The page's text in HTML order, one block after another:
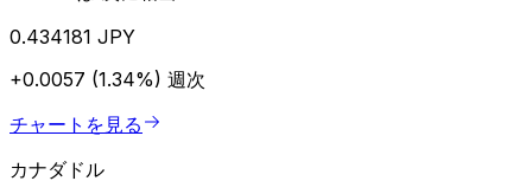
0.434181 JPY
+0.0057 (1.34%) 週次
チャートを見る
カナダドル